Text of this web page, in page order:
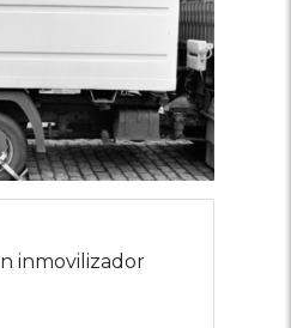
inmovilizador